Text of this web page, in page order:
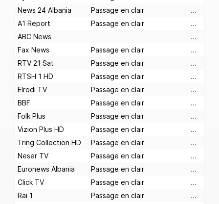
News 24 Albania
Passage en clair
...
A1 Report
Passage en clair
...
ABC News
...
Fax News
Passage en clair
...
RTV 21 Sat
Passage en clair
...
RTSH 1 HD
Passage en clair
...
Elrodi TV
Passage en clair
...
BBF
Passage en clair
...
Folk Plus
Passage en clair
...
Vizion Plus HD
Passage en clair
...
Tring Collection HD
Passage en clair
...
Neser TV
Passage en clair
...
Euronews Albania
Passage en clair
...
Click TV
Passage en clair
...
Rai 1
Passage en clair
...